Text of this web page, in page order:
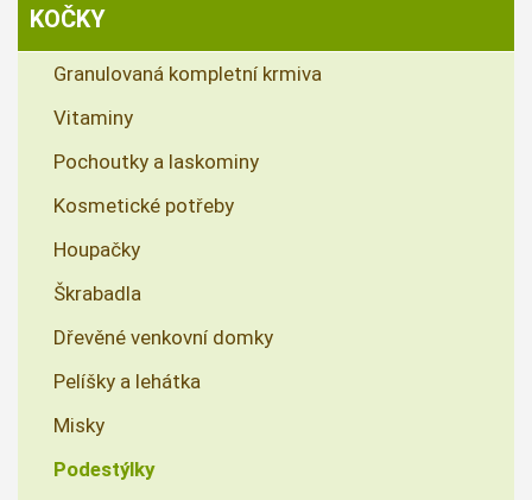
KOČKY
Granulovaná kompletní krmiva
Vitaminy
Pochoutky a laskominy
Kosmetické potřeby
Houpačky
Škrabadla
Dřevěné venkovní domky
Pelíšky a lehátka
Misky
Podestýlky